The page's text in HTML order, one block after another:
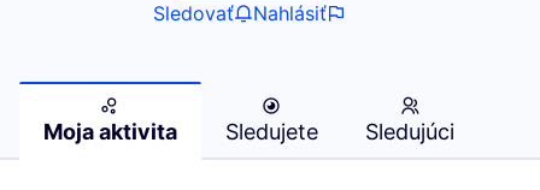
Sledovať
Nahlásiť
Moja aktivita Sledujete Sledujúci